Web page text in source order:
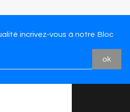
incrivez-vous à notre Bloc